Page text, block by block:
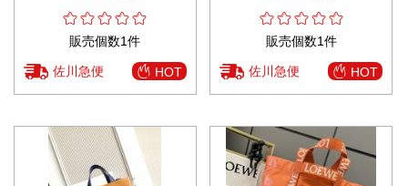
販売個数1件
佐川急便 HOT
販売個数1件
佐川急便 HOT